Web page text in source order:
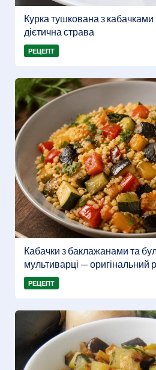
Курка тушкована з кабачками
дієтична страва
РЕЦЕПТ
Кабачки з баклажанами та
мультиварці — оригінальний
РЕЦЕПТ